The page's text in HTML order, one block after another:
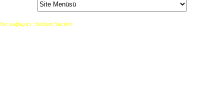
Yer sağlayıcı: Yurdum Yazılım